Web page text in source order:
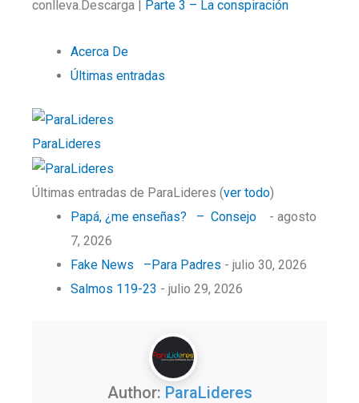
conlleva.Descarga | Parte 3 – La conspiración
Acerca De
Últimas entradas
ParaLideres
Últimas entradas de ParaLideres (ver todo)
Papá, ¿me enseñas? – Consejo
- agosto
7, 2026
Fake News –Para Padres - julio 30, 2026
Salmos 119-23 - julio 29, 2026
Author: ParaLideres